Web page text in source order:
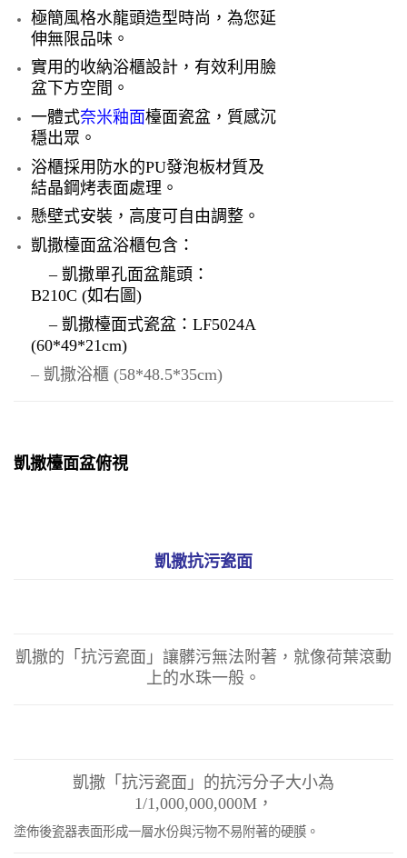
極簡風格水龍頭造型時尚，為您延
伸無限品味。
實用的收納浴櫃設計，有效利用臉
盆下方空間。
一體式奈米釉面檯面瓷盆，質感沉
穩出眾。
浴櫃採用防水的PU發泡板材質及
結晶鋼烤表面處理。
懸壁式安裝，高度可自由調整。
凱撒檯面盆浴櫃包含：
– 凱撒單孔面盆龍頭：
B210C (如右圖)
– 凱撒檯面式瓷盆：LF5024A
(60*49*21cm)
– 凱撒浴櫃 (58*48.5*35cm)
凱撒檯面盆俯視
凱撒抗污瓷面
凱撒的「抗污瓷面」讓髒污無法附著，就像荷葉滾動
上的水珠一般。
凱撒「抗污瓷面」的抗污分子大小為
1/1,000,000,000M，
塗佈後瓷器表面形成一層水份與污物不易附著的硬膜。